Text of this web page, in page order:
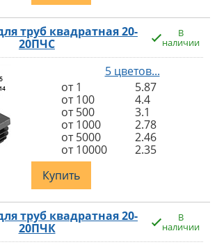
труб квадратная 20-
20ПЧС
В
наличии
5 цветов...
от 1
5.87
от 100
4.4
от 500
3.1
от 1000
2.78
от 5000
2.46
от 10000
2.35
Купить
труб квадратная 20-
20ПЧК
В
наличии